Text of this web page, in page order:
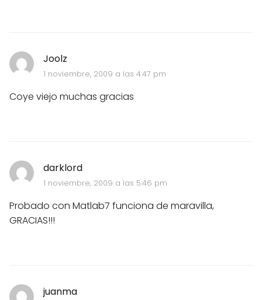
Joolz
1 noviembre, 2009 a las 4:47 pm
Coye viejo muchas gracias
darklord
1 noviembre, 2009 a las 5:46 pm
Probado con Matlab7 funciona de maravilla,
GRACIAS!!!
juanma